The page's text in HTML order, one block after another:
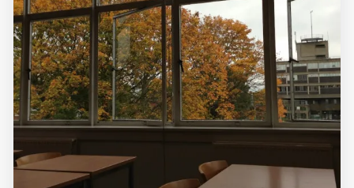
Anasayfa
5 Günde İngilizce
İngilizce
Dil Eğitimi
En Hızlı İngilizce
En Kolay İngilizce